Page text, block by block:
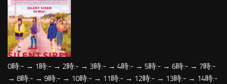
0時:- → 1時:- → 2時:- → 3時:- → 4時:- → 5時:- → 6時:- → 7時:-
→ 8時:- → 9時:- → 10時:- → 11時:- → 12時:- → 13時:- → 14時:-